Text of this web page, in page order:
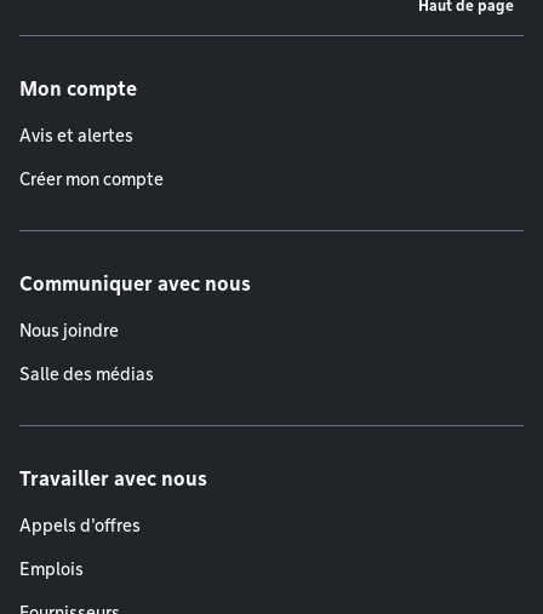
Haut de page
Mon compte
Avis et alertes
Créer mon compte
Communiquer avec nous
Nous joindre
Salle des médias
Travailler avec nous
Appels d'offres
Emplois